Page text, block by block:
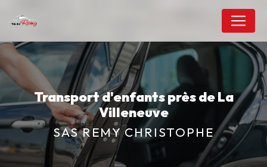
Transport d'enfants près de La
Villeneuve
SAS REMY CHRISTOPHE